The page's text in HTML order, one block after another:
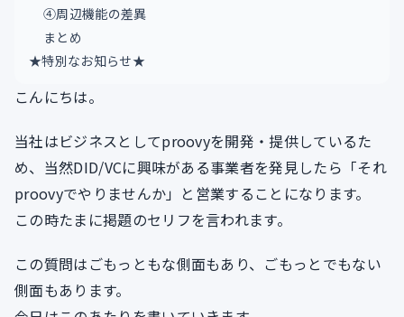
④周辺機能の差異
まとめ
★特別なお知らせ★
こんにちは。
当社はビジネスとしてproovyを開発・提供しているた
め、当然DID/VCに興味がある事業者を発見したら「それ
proovyでやりませんか」と営業することになります。
この時たまに掲題のセリフを言われます。
この質問はごもっともな側面もあり、ごもっとでもない
側面もあります。